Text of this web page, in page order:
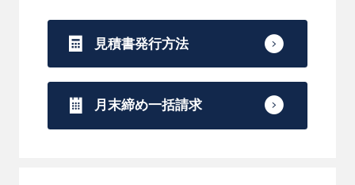
見積書発行方法
月末締め一括請求